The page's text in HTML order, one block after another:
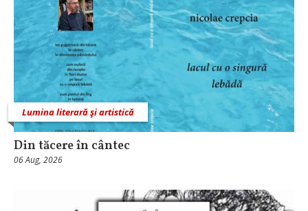
Lumina literară şi artistică
Din tăcere în cântec
06 Aug, 2026